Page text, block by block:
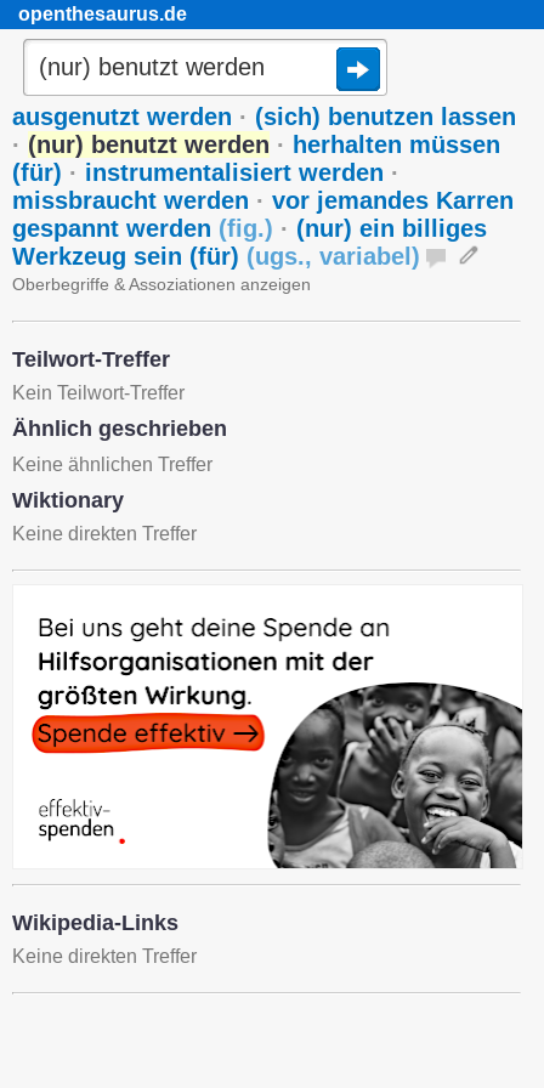
openthesaurus.de
ausgenutzt werden · (sich) benutzen lassen
· (nur) benutzt werden · herhalten müssen
(für) · instrumentalisiert werden ·
missbraucht werden · vor jemandes Karren
gespannt werden (fig.) · (nur) ein billiges
Werkzeug sein (für) (ugs., variabel )
Oberbegriffe & Assoziationen anzeigen
Teilwort-Treffer
Kein Teilwort-Treffer
Ähnlich geschrieben
Keine ähnlichen Treffer
Wiktionary
Keine direkten Treffer
Wikipedia-Links
Keine direkten Treffer